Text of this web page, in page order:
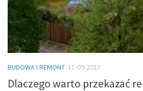
BUDOWA I REMONT 11-09-2017
Dlaczego warto przekazać